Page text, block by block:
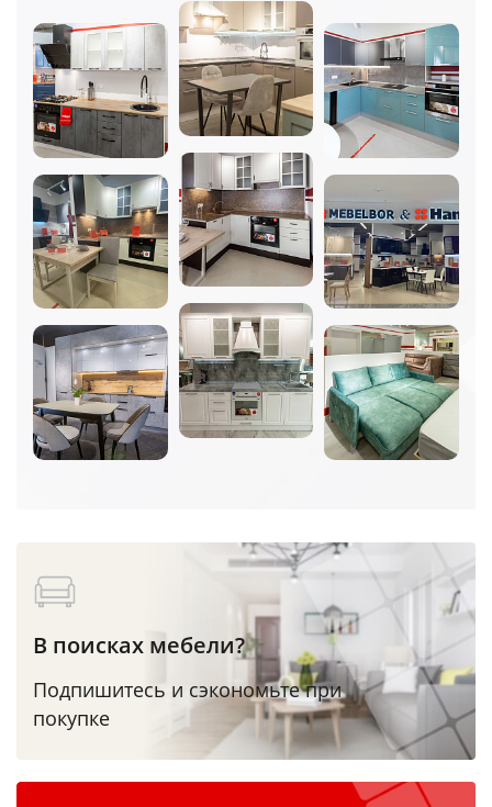
В поисках мебели?
Подпишитесь и сэкономьте при
покупке